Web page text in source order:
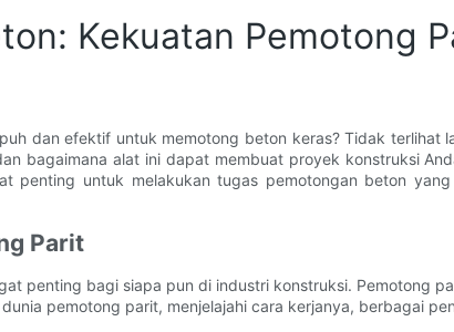
Kekuatan Pemotong
dan efektif untuk memotong beton keras? Tidak
bagaimana alat ini dapat membuat proyek konstruksi
penting untuk melakukan tugas pemotongan beton
Parit
penting bagi siapa pun di industri konstruksi. Pemotong
pemotong parit, menjelajahi cara kerjanya, berbagai